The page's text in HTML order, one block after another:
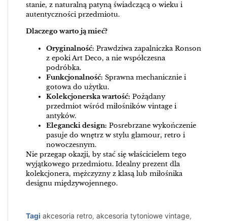
stanie, z naturalną patyną świadczącą o wieku i
autentyczności przedmiotu.
Dlaczego warto ją mieć?
Oryginalność: Prawdziwa zapalniczka Ronson
z epoki Art Deco, a nie współczesna
podróbka.
Funkcjonalność: Sprawna mechanicznie i
gotowa do użytku.
Kolekcjonerska wartość: Pożądany
przedmiot wśród miłośników vintage i
antyków.
Elegancki design: Posrebrzane wykończenie
pasuje do wnętrz w stylu glamour, retro i
nowoczesnym.
Nie przegap okazji, by stać się właścicielem tego
wyjątkowego przedmiotu. Idealny prezent dla
kolekcjonera, mężczyzny z klasą lub miłośnika
designu międzywojennego.
Tagi akcesoria retro, akcesoria tytoniowe vintage,